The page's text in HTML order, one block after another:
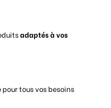
adaptés à vos
pour tous vos besoins